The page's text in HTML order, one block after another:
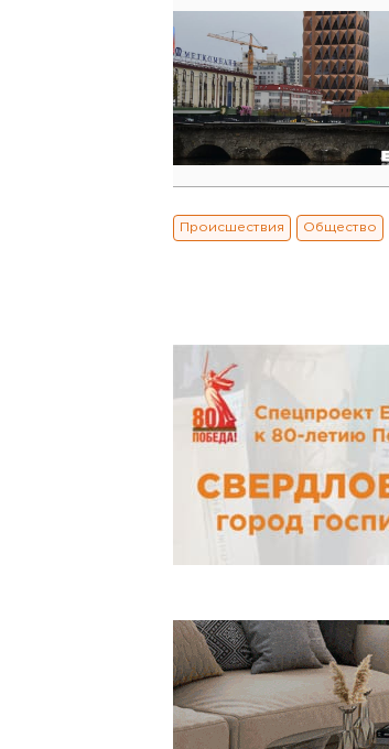
Происшествия Общество